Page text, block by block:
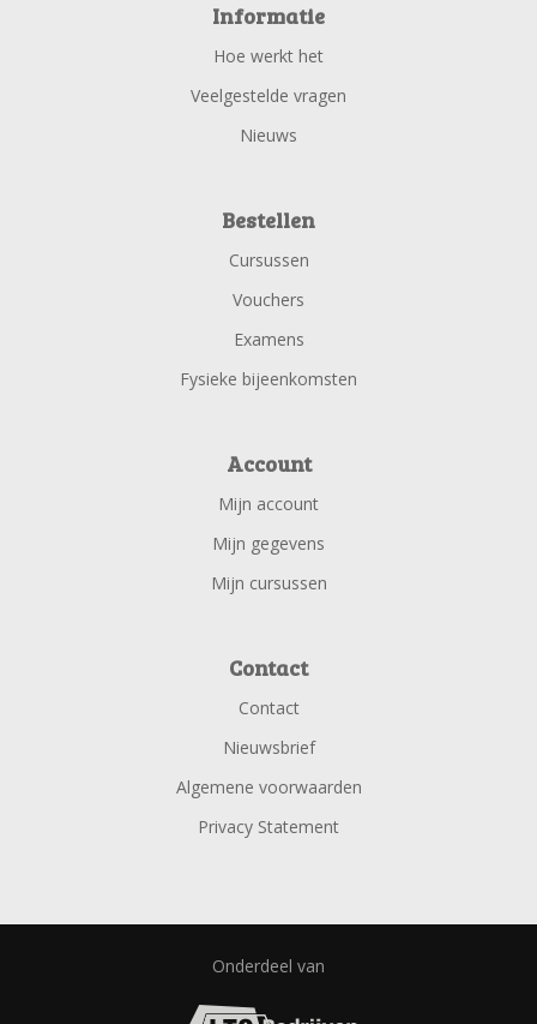
Informatie
Hoe werkt het
Veelgestelde vragen
Nieuws
Bestellen
Cursussen
Vouchers
Examens
Fysieke bijeenkomsten
Account
Mijn account
Mijn gegevens
Mijn cursussen
Contact
Contact
Nieuwsbrief
Algemene voorwaarden
Privacy Statement
Onderdeel van